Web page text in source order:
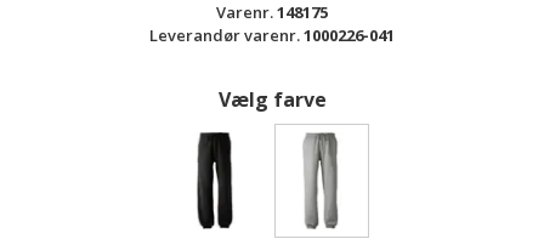
Varenr.148175
Leverandør varenr.1000226-041
Vælg farve